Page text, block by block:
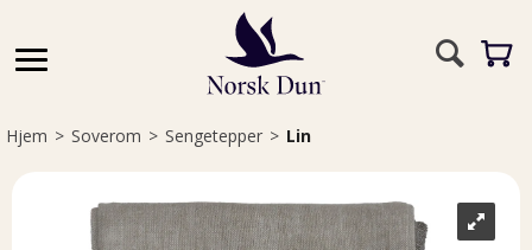
Hjem>Soverom>Sengetepper>Lin